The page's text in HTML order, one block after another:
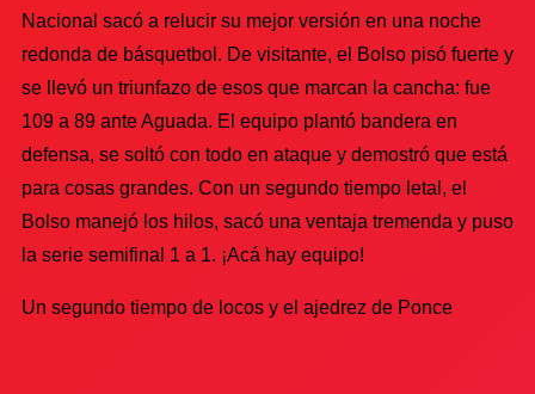
Nacional sacó a relucir su mejor versión en una noche
redonda de básquetbol. De visitante, el Bolso pisó fuerte y
se llevó un triunfazo de esos que marcan la cancha: fue
109 a 89 ante Aguada. El equipo plantó bandera en
defensa, se soltó con todo en ataque y demostró que está
para cosas grandes. Con un segundo tiempo letal, el
Bolso manejó los hilos, sacó una ventaja tremenda y puso
la serie semifinal 1 a 1. ¡Acá hay equipo!
Un segundo tiempo de locos y el ajedrez de Ponce